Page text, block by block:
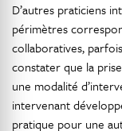
D’autres praticiens
périmètres
collaboratives,
constater que la
une modalité
intervenant
pratique pour une